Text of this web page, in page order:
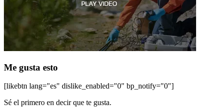
Me gusta esto
[likebtn lang="es" dislike_enabled="0" bp_notify="0"]
Sé el primero en decir que te gusta.